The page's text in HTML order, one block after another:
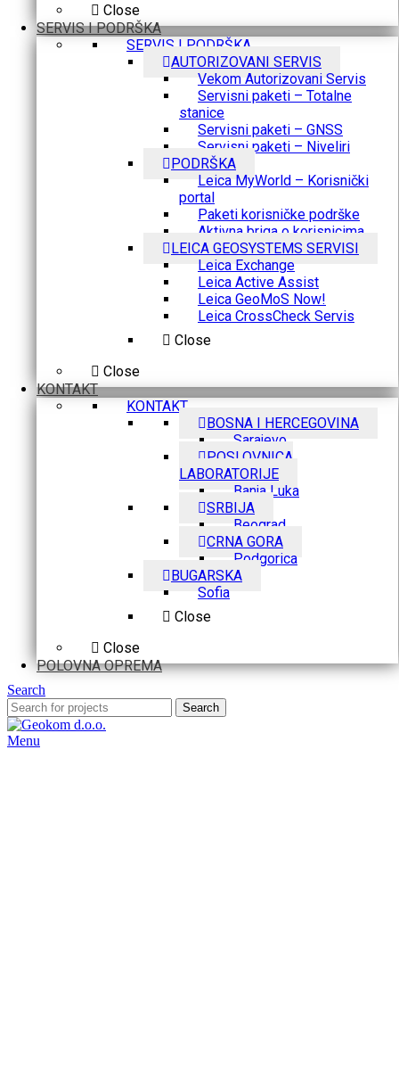
Close
SERVIS I PODRŠKA
SERVIS I PODRŠKA
AUTORIZOVANI SERVIS
Vekom Autorizovani Servis
Servisni paketi – Totalne
stanice
Servisni paketi – GNSS
Servisni paketi – Niveliri
PODRŠKA
Leica MyWorld – Korisnički
portal
Paketi korisničke podrške
Aktivna briga o korisnicima
LEICA GEOSYSTEMS SERVISI
Leica Exchange
Leica Active Assist
Leica GeoMoS Now!
Leica CrossCheck Servis
Close
Close
KONTAKT
KONTAKT
BOSNA I HERCEGOVINA
Sarajevo
POSLOVNICA
LABORATORIJE
Banja Luka
SRBIJA
Beograd
CRNA GORA
Podgorica
BUGARSKA
Sofia
Close
Close
POLOVNA OPREMA
Search
Search
Menu